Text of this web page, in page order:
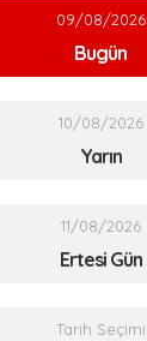
09/08/2026
Bugün
10/08/2026
Yarın
11/08/2026
Ertesi Gün
Tarih Seçimi